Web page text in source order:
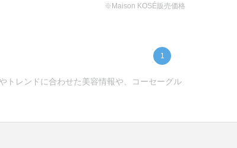
※Maison KOSÉ販売価格
1
トレンドに合わせた美容情報や、コーセーグル